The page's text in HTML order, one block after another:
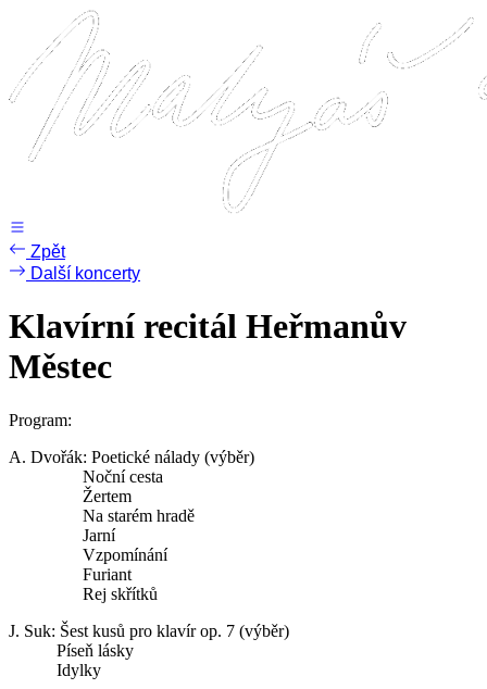
obsahu
Zpět
Další koncerty
Klavírní recitál Heřmanův
Městec
Program:
A. Dvořák: Poetické nálady (výběr)
Noční cesta
Žertem
Na starém hradě
Jarní
Vzpomínání
Furiant
Rej skřítků
J. Suk: Šest kusů pro klavír op. 7 (výběr)
Píseň lásky
Idylky